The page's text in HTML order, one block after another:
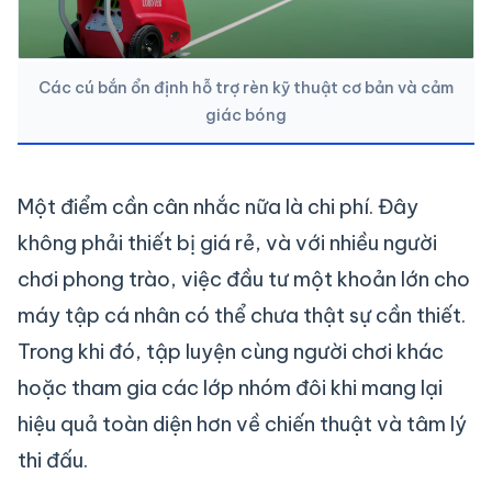
Các cú bắn ổn định hỗ trợ rèn kỹ thuật cơ bản và cảm
giác bóng
Một điểm cần cân nhắc nữa là chi phí. Đây
không phải thiết bị giá rẻ, và với nhiều người
chơi phong trào, việc đầu tư một khoản lớn cho
máy tập cá nhân có thể chưa thật sự cần thiết.
Trong khi đó, tập luyện cùng người chơi khác
hoặc tham gia các lớp nhóm đôi khi mang lại
hiệu quả toàn diện hơn về chiến thuật và tâm lý
thi đấu.